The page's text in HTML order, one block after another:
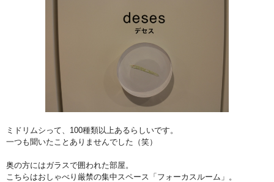
ミドリムシって、100種類以上あるらしいです。
一つも聞いたことありませんでした（笑）
奥の方にはガラスで囲われた部屋。
こちらはおしゃべり厳禁の集中スペース「フォーカスルーム」。